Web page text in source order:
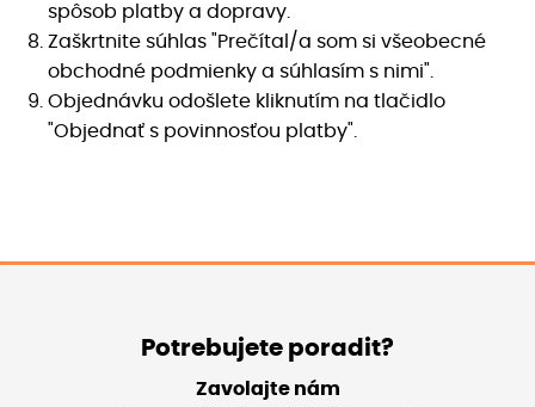
spôsob platby a dopravy.
Zaškrtnite súhlas "Prečítal/a som si všeobecné
obchodné podmienky a súhlasím s nimi".
Objednávku odošlete kliknutím na tlačidlo
"Objednať s povinnosťou platby".
Potrebujete poradit?
Zavolajte nám